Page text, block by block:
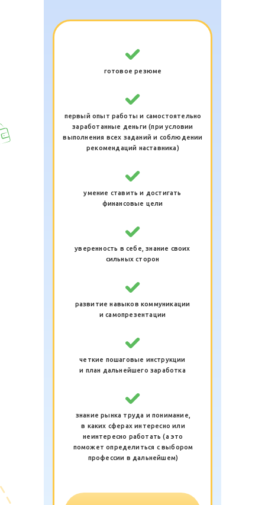
готовое резюме
первый опыт работы и самостоятельно
заработанные деньги (при условии
выполнения всех заданий и соблюдении
рекомендаций наставника)
умение ставить и достигать
финансовые цели
уверенность в себе, знание своих
сильных сторон
развитие навыков коммуникации
и самопрезентации
четкие пошаговые инструкции
и план дальнейшего заработка
знание рынка труда и понимание,
в каких сферах интересно или
неинтересно работать (а это
поможет определиться с выбором
профессии в дальнейшем)